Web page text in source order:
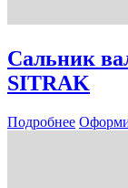
Сальник
SITRAK
Подробнее